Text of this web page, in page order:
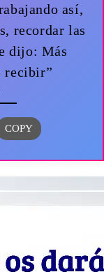
así,
recordar las
dijo: Más
recibir”